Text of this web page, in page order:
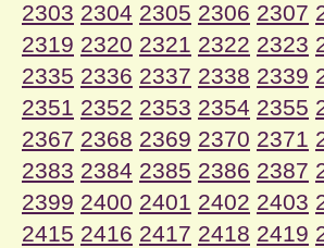
2303 2304 2305 2306 2307
2319 2320 2321 2322 2323
2335 2336 2337 2338 2339
2351 2352 2353 2354 2355
2367 2368 2369 2370 2371
2383 2384 2385 2386 2387
2399 2400 2401 2402 2403
2415 2416 2417 2418 2419